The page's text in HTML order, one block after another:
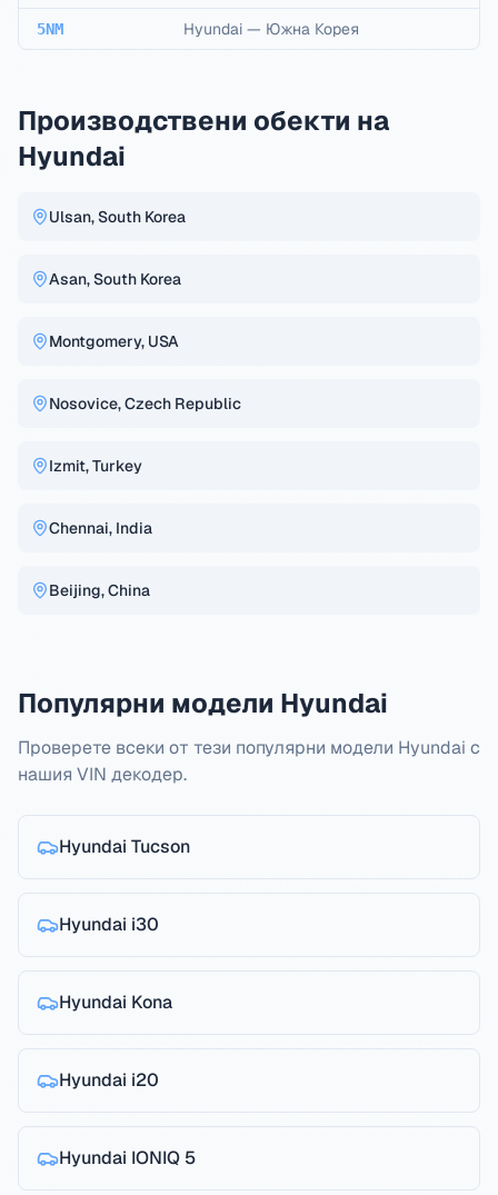
5NM Hyundai — Южна Корея
Производствени обекти на
Hyundai
Ulsan, South Korea
Asan, South Korea
Montgomery, USA
Nosovice, Czech Republic
Izmit, Turkey
Chennai, India
Beijing, China
Популярни модели Hyundai
Проверете всеки от тези популярни модели Hyundai с
нашия VIN декодер.
Hyundai Tucson
Hyundai i30
Hyundai Kona
Hyundai i20
Hyundai IONIQ 5